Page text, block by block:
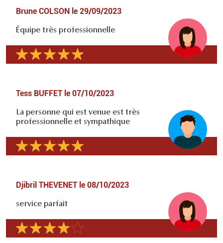
Brune COLSON le 29/09/2023
Équipe très professionnelle
Tess BUFFET le 07/10/2023
La personne qui est venue est très
professionnelle et sympathique
Djibril THEVENET le 08/10/2023
service parfait